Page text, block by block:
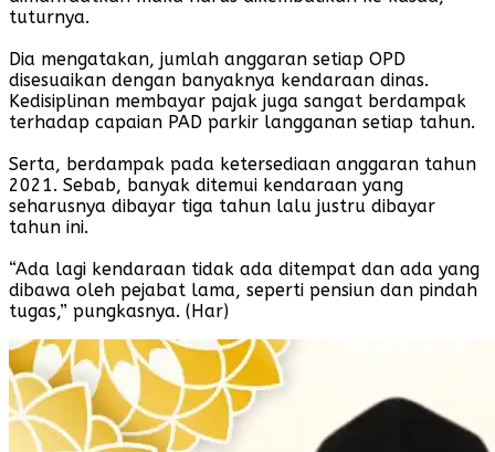
tuturnya.
Dia mengatakan, jumlah anggaran setiap OPD
disesuaikan dengan banyaknya kendaraan dinas.
Kedisiplinan membayar pajak juga sangat berdampak
terhadap capaian PAD parkir langganan setiap tahun.
Serta, berdampak pada ketersediaan anggaran tahun
2021. Sebab, banyak ditemui kendaraan yang
seharusnya dibayar tiga tahun lalu justru dibayar
tahun ini.
“Ada lagi kendaraan tidak ada ditempat dan ada yang
dibawa oleh pejabat lama, seperti pensiun dan pindah
tugas,” pungkasnya. (Har)